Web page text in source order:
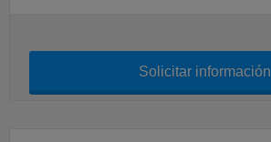
Solicitar información